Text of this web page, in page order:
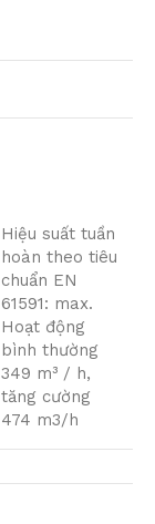
Hiệu suất tuần
hoàn theo tiêu
chuẩn EN
61591: max.
Hoạt động
bình thường
349 m³ / h,
tăng cường
474 m3/h